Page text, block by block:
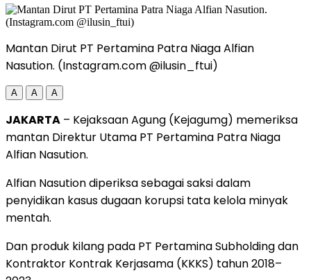
Mantan Dirut PT Pertamina Patra Niaga Alfian
Nasution. (Instagram.com @ilusin_ftui)
A A A
JAKARTA – Kejaksaan Agung (Kejagumg) memeriksa
mantan Direktur Utama PT Pertamina Patra Niaga
Alfian Nasution.
Alfian Nasution diperiksa sebagai saksi dalam
penyidikan kasus dugaan korupsi tata kelola minyak
mentah.
Dan produk kilang pada PT Pertamina Subholding dan
Kontraktor Kontrak Kerjasama (KKKS) tahun 2018–